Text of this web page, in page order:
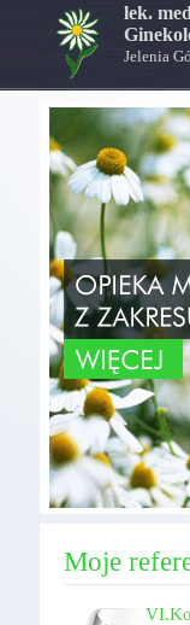
lek.
Jelenia
Moje